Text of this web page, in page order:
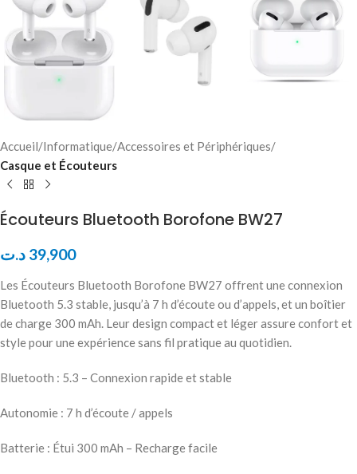
Accueil Informatique Accessoires et Périphériques
Casque et Écouteurs
Écouteurs Bluetooth Borofone BW27
39,900 د.ت
Les Écouteurs Bluetooth Borofone BW27 offrent une connexion
Bluetooth 5.3 stable, jusqu’à 7 h d’écoute ou d’appels, et un boîtier
de charge 300 mAh. Leur design compact et léger assure confort et
style pour une expérience sans fil pratique au quotidien.
Bluetooth : 5.3 – Connexion rapide et stable
Autonomie : 7 h d’écoute / appels
Batterie : Étui 300 mAh – Recharge facile